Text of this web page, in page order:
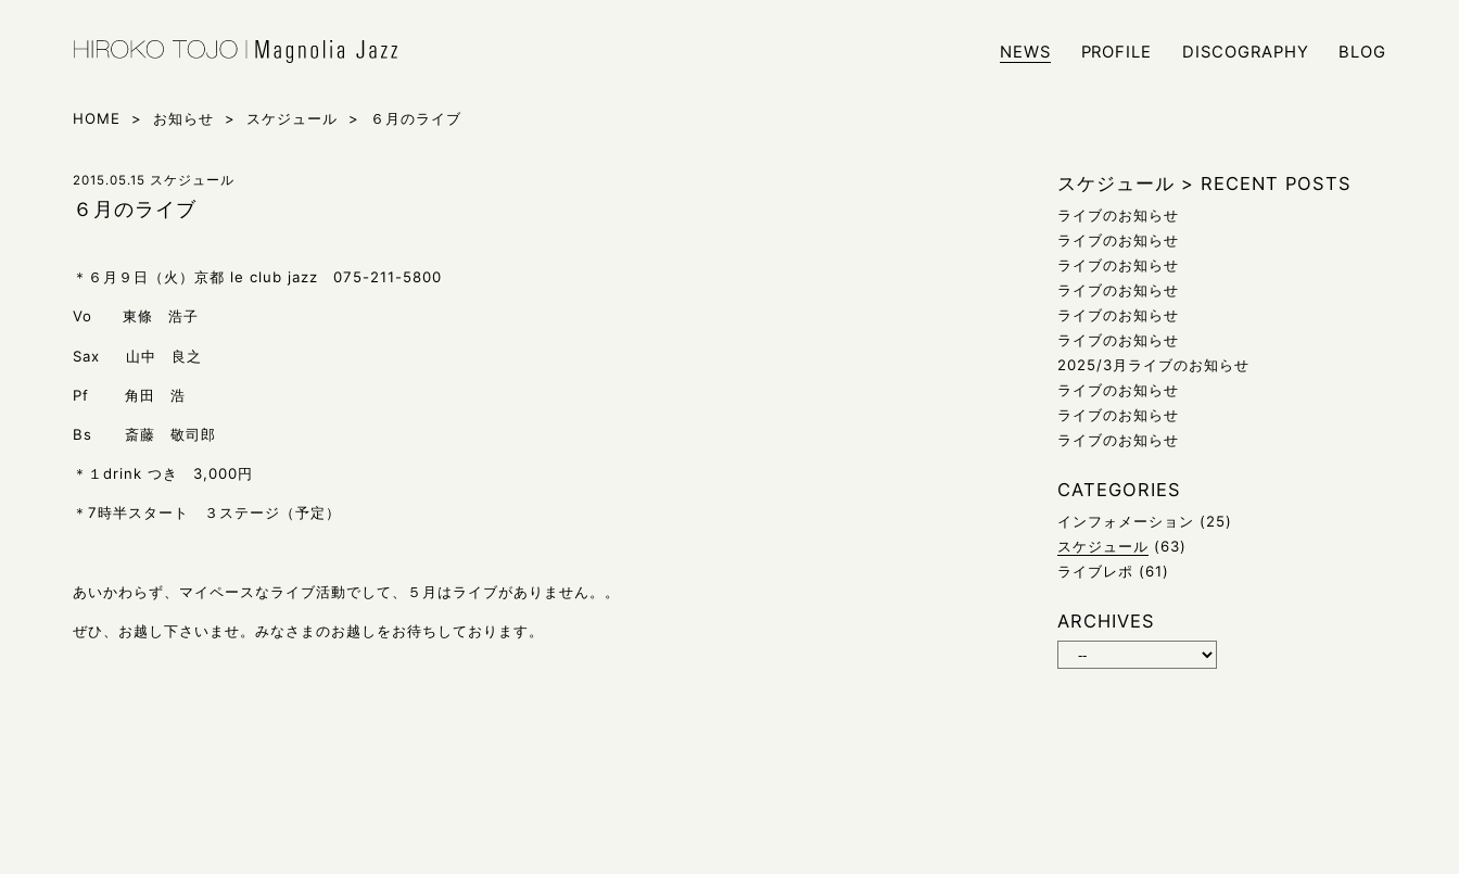
NEWS PROFILE DISCOGRAPHY BLOG
HOME > お知らせ > スケジュール > ６月のライブ
2015.05.15 スケジュール
６月のライブ
＊６月９日（火）京都 le club jazz 075-211-5800
Vo 東條 浩子
Sax 山中 良之
Pf 角田 浩
Bs 斎藤 敬司郎
＊１drink つき 3,000円
＊7時半スタート ３ステージ（予定）
あいかわらず、マイペースなライブ活動でして、５月はライブがありません。。
ぜひ、お越し下さいませ。みなさまのお越しをお待ちしております。
スケジュール > RECENT POSTS
ライブのお知らせ
ライブのお知らせ
ライブのお知らせ
ライブのお知らせ
ライブのお知らせ
ライブのお知らせ
2025/3月ライブのお知らせ
ライブのお知らせ
ライブのお知らせ
ライブのお知らせ
CATEGORIES
インフォメーション (25)
スケジュール (63)
ライブレポ (61)
ARCHIVES